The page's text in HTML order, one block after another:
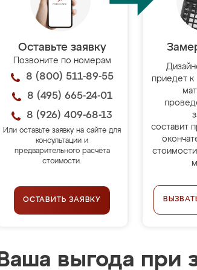
Оставьте заявку
Позвоните по номерам
8 (800) 511-89-55
8 (495) 665-24-01
8 (926) 409-68-13
Или оставьте заявку на сайте для
консультации и
предварительного расчёта
стоимости.
ОСТАВИТЬ ЗАЯВКУ
приедет к
составит
Ваша выгода при